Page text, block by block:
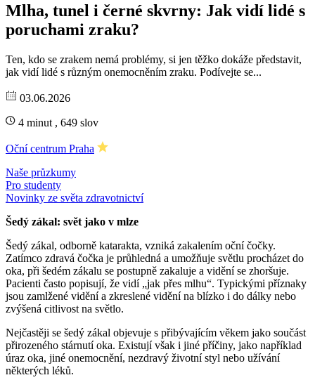
Mlha, tunel i černé skvrny: Jak vidí lidé s
poruchami zraku?
Ten, kdo se zrakem nemá problémy, si jen těžko dokáže představit,
jak vidí lidé s různým onemocněním zraku. Podívejte se...
03.06.2026
4 minut , 649 slov
Oční centrum Praha
Naše průzkumy
Pro studenty
Novinky ze světa zdravotnictví
Šedý zákal: svět jako v mlze
Šedý zákal, odborně katarakta, vzniká zakalením oční čočky.
Zatímco zdravá čočka je průhledná a umožňuje světlu procházet do
oka, při šedém zákalu se postupně zakaluje a vidění se zhoršuje.
Pacienti často popisují, že vidí „jak přes mlhu“. Typickými příznaky
jsou zamlžené vidění a zkreslené vidění na blízko i do dálky nebo
zvýšená citlivost na světlo.
Nejčastěji se šedý zákal objevuje s přibývajícím věkem jako součást
přirozeného stárnutí oka. Existují však i jiné příčiny, jako například
úraz oka, jiné onemocnění, nezdravý životní styl nebo užívání
některých léků.